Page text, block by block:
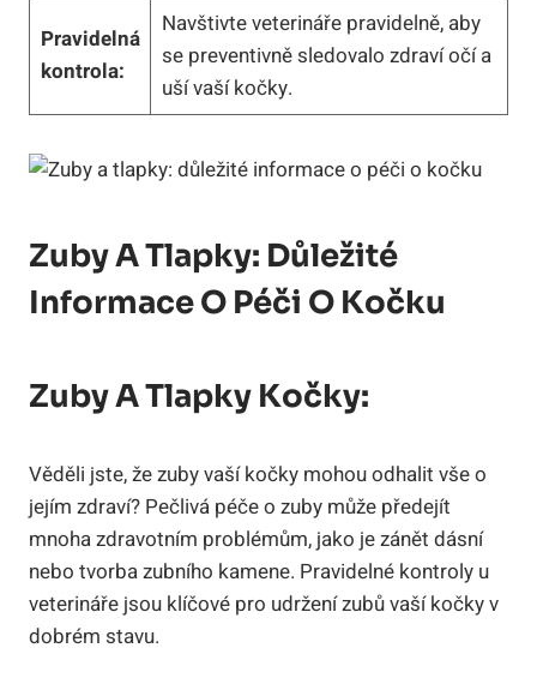
Pravidelná
kontrola:
Navštivte veterináře pravidelně, aby
se preventivně sledovalo zdraví očí a
uší vaší kočky.
Zuby A Tlapky: Důležité
Informace O Péči O Kočku
Zuby A Tlapky Kočky:
Věděli jste, že zuby vaší kočky mohou odhalit vše o
jejím zdraví? Pečlivá péče o zuby může předejít
mnoha zdravotním problémům, jako je zánět dásní
nebo tvorba zubního kamene. Pravidelné kontroly u
veterináře jsou klíčové pro udržení zubů vaší kočky v
dobrém stavu.